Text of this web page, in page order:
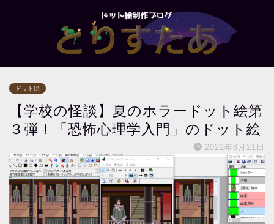
ドット絵
【学校の怪談】夏のホラードット絵第
３弾！「恐怖心理学入門」のドット絵
2022年8月21日